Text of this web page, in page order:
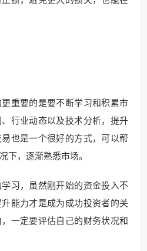
重要的是要不断学习和积累市
行业动态以及技术分析，提升
也是一个很好的方式，可以帮
下，逐渐熟悉市场。
习，虽然刚开始的资金投入不
能力才是成为成功投资者的关
一定要评估自己的财务状况和